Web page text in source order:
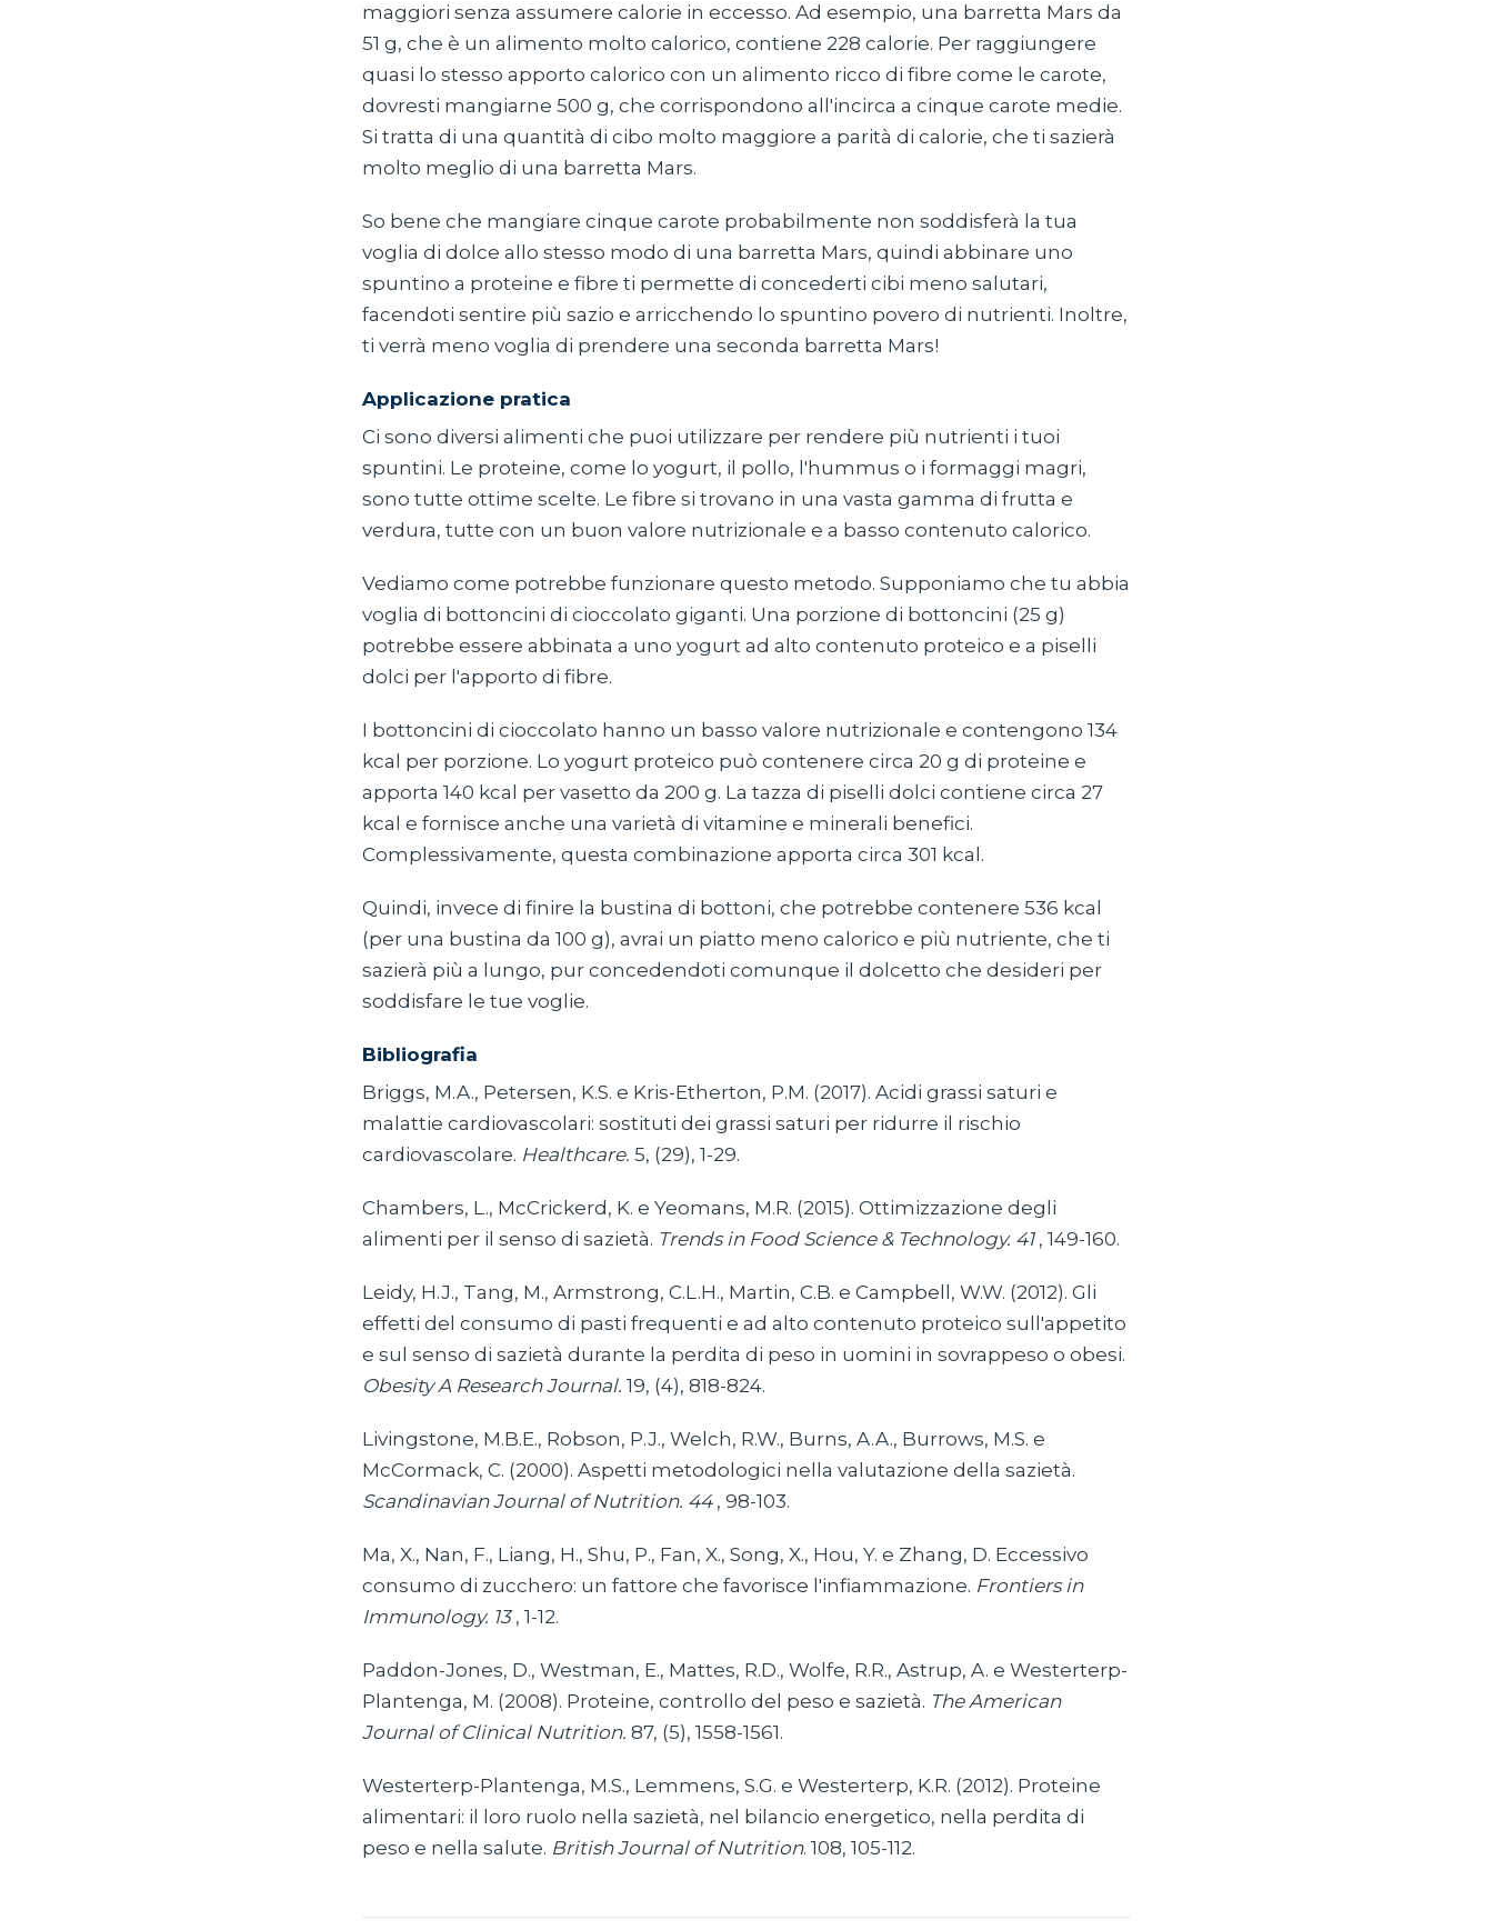
maggiori senza assumere calorie in eccesso. Ad esempio, una barretta Mars da
51 g, che è un alimento molto calorico, contiene 228 calorie. Per raggiungere
quasi lo stesso apporto calorico con un alimento ricco di fibre come le carote,
dovresti mangiarne 500 g, che corrispondono all'incirca a cinque carote medie.
Si tratta di una quantità di cibo molto maggiore a parità di calorie, che ti sazierà
molto meglio di una barretta Mars.
So bene che mangiare cinque carote probabilmente non soddisferà la tua
voglia di dolce allo stesso modo di una barretta Mars, quindi abbinare uno
spuntino a proteine e fibre ti permette di concederti cibi meno salutari,
facendoti sentire più sazio e arricchendo lo spuntino povero di nutrienti. Inoltre,
ti verrà meno voglia di prendere una seconda barretta Mars!
Applicazione pratica
Ci sono diversi alimenti che puoi utilizzare per rendere più nutrienti i tuoi
spuntini. Le proteine, come lo yogurt, il pollo, l'hummus o i formaggi magri,
sono tutte ottime scelte. Le fibre si trovano in una vasta gamma di frutta e
verdura, tutte con un buon valore nutrizionale e a basso contenuto calorico.
Vediamo come potrebbe funzionare questo metodo. Supponiamo che tu abbia
voglia di bottoncini di cioccolato giganti. Una porzione di bottoncini (25 g)
potrebbe essere abbinata a uno yogurt ad alto contenuto proteico e a piselli
dolci per l'apporto di fibre.
I bottoncini di cioccolato hanno un basso valore nutrizionale e contengono 134
kcal per porzione. Lo yogurt proteico può contenere circa 20 g di proteine e
apporta 140 kcal per vasetto da 200 g. La tazza di piselli dolci contiene circa 27
kcal e fornisce anche una varietà di vitamine e minerali benefici.
Complessivamente, questa combinazione apporta circa 301 kcal.
Quindi, invece di finire la bustina di bottoni, che potrebbe contenere 536 kcal
(per una bustina da 100 g), avrai un piatto meno calorico e più nutriente, che ti
sazierà più a lungo, pur concedendoti comunque il dolcetto che desideri per
soddisfare le tue voglie.
Bibliografia
Briggs, M.A., Petersen, K.S. e Kris-Etherton, P.M. (2017). Acidi grassi saturi e
malattie cardiovascolari: sostituti dei grassi saturi per ridurre il rischio
cardiovascolare. Healthcare. 5, (29), 1-29.
Chambers, L., McCrickerd, K. e Yeomans, M.R. (2015). Ottimizzazione degli
alimenti per il senso di sazietà. Trends in Food Science & Technology. 41 , 149-160.
Leidy, H.J., Tang, M., Armstrong, C.L.H., Martin, C.B. e Campbell, W.W. (2012). Gli
effetti del consumo di pasti frequenti e ad alto contenuto proteico sull'appetito
e sul senso di sazietà durante la perdita di peso in uomini in sovrappeso o obesi.
Obesity A Research Journal. 19, (4), 818-824.
Livingstone, M.B.E., Robson, P.J., Welch, R.W., Burns, A.A., Burrows, M.S. e
McCormack, C. (2000). Aspetti metodologici nella valutazione della sazietà.
Scandinavian Journal of Nutrition. 44 , 98-103.
Ma, X., Nan, F., Liang, H., Shu, P., Fan, X., Song, X., Hou, Y. e Zhang, D. Eccessivo
consumo di zucchero: un fattore che favorisce l'infiammazione. Frontiers in
Immunology. 13, 1-12.
Paddon-Jones, D., Westman, E., Mattes, R.D., Wolfe, R.R., Astrup, A. e Westerterp-
Plantenga, M. (2008). Proteine, controllo del peso e sazietà. The American
Journal of Clinical Nutrition. 87, (5), 1558-1561.
Westerterp-Plantenga, M.S., Lemmens, S.G. e Westerterp, K.R. (2012). Proteine
alimentari: il loro ruolo nella sazietà, nel bilancio energetico, nella perdita di
peso e nella salute. British Journal of Nutrition. 108, 105-112.